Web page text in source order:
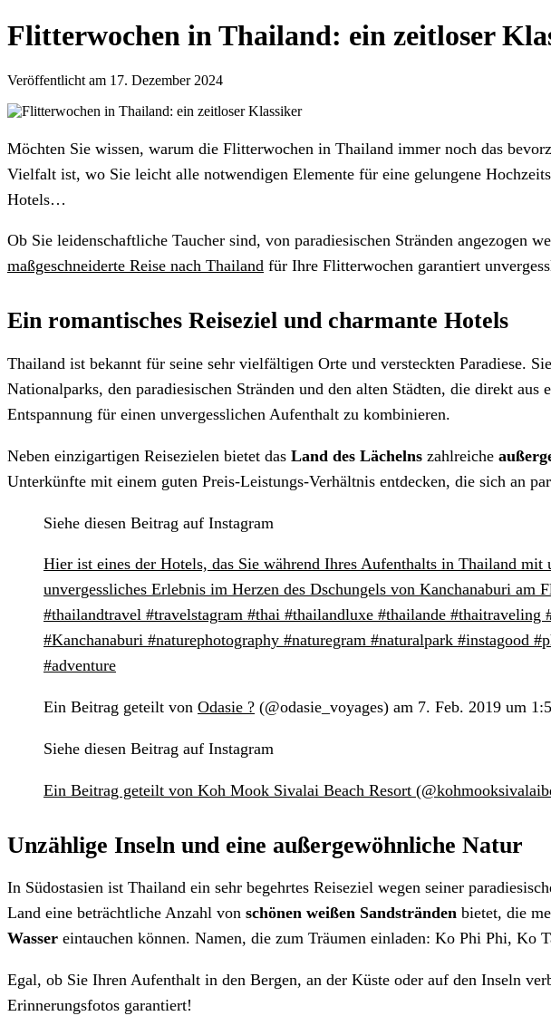
Flitterwochen in Thailand: ein zeitloser
Veröffentlicht am 17. Dezember 2024
Möchten Sie wissen, warum die Flitterwochen in Thailand immer noch das
Vielfalt ist, wo Sie leicht alle notwendigen Elemente für eine gelungene
Hotels…
Ob Sie leidenschaftliche Taucher sind, von paradiesischen Stränden angezogen
maßgeschneiderte Reise nach Thailand für Ihre Flitterwochen garantiert
Ein romantisches Reiseziel und charmante Hotels
Thailand ist bekannt für seine sehr vielfältigen Orte und versteckten Paradiese.
Nationalparks, den paradiesischen Stränden und den alten Städten, die direkt
Entspannung für einen unvergesslichen Aufenthalt zu kombinieren.
Neben einzigartigen Reisezielen bietet das Land des Lächelns zahlreiche
Unterkünfte mit einem guten Preis-Leistungs-Verhältnis entdecken, die sich an
Siehe diesen Beitrag auf Instagram
Hier ist eines der Hotels, das Sie während Ihres Aufenthalts in Thailand
unvergessliches Erlebnis im Herzen des Dschungels von Kanchanaburi
#thailandtravel #travelstagram #thai #thailandluxe #thailande
#Kanchanaburi #naturephotography #naturegram #naturalpark #instagood
#adventure
Ein Beitrag geteilt von Odasie ? (@odasie_voyages) am 7. Feb. 2019 um
Siehe diesen Beitrag auf Instagram
Ein Beitrag geteilt von Koh Mook Sivalai Beach Resort
Unzählige Inseln und eine außergewöhnliche Natur
In Südostasien ist Thailand ein sehr begehrtes Reiseziel wegen seiner
Land eine beträchtliche Anzahl von schönen weißen Sandstränden bietet, die
Wasser eintauchen können. Namen, die zum Träumen einladen: Ko Phi Phi, Ko
Egal, ob Sie Ihren Aufenthalt in den Bergen, an der Küste oder auf den Inseln
Erinnerungsfotos garantiert!